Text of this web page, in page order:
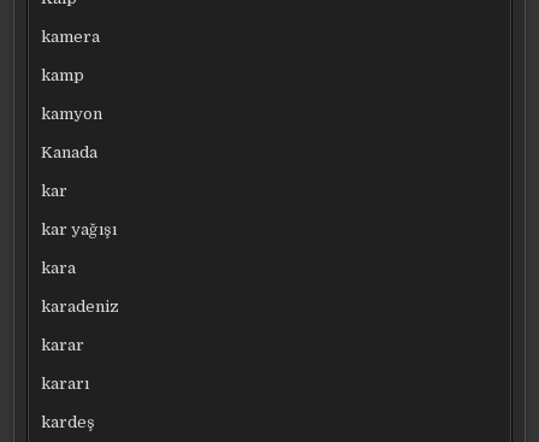
kamera
kamp
kamyon
Kanada
kar
kar yağışı
kara
karadeniz
karar
kararı
kardeş